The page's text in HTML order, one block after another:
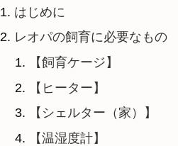
はじめに
レオパの飼育に必要なもの
【飼育ケージ】
【ヒーター】
【シェルター（家）】
【温湿度計】